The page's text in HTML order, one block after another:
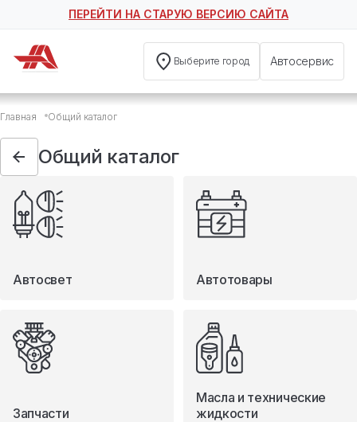
ПЕРЕЙТИ НА СТАРУЮ ВЕРСИЮ САЙТА
Выберите город Автосервис
Общий каталог
Автосвет
Автотовары
Запчасти
Масла и технические жидкости
Мототовары
Туризм
Главная Общий каталог
Общий каталог
Автосвет Автотовары
Запчасти
Масла и технические
жидкости